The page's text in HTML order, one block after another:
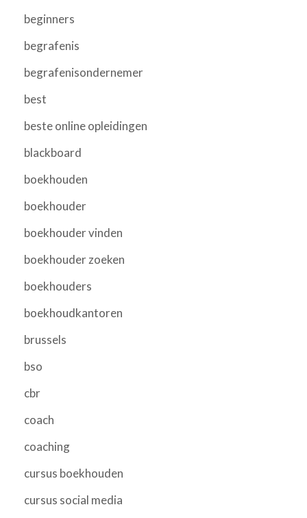
beginners
begrafenis
begrafenisondernemer
best
beste online opleidingen
blackboard
boekhouden
boekhouder
boekhouder vinden
boekhouder zoeken
boekhouders
boekhoudkantoren
brussels
bso
cbr
coach
coaching
cursus boekhouden
cursus social media